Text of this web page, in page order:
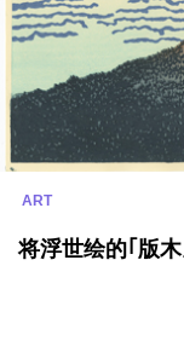
将浮世绘的｢版木